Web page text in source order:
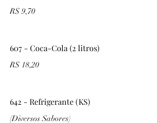
R$ 9,70
607 - Coca-Cola (2 litros)
R$ 18,20
642 - Refrigerante (KS)
(Diversos Sabores)